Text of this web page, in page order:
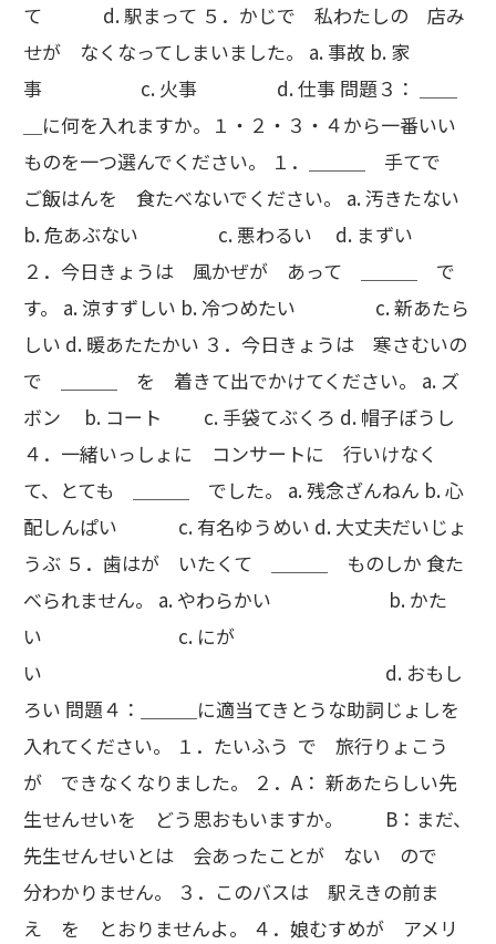
て d. 駅まって ５．かじで 私わたしの 店み
せが なくなってしまいました。 a. 事故 b. 家
事 c. 火事 d. 仕事 問題３： ＿＿
＿に何を入れますか。１・２・３・４から一番いい
ものを一つ選んでください。 １．＿＿＿ 手てで
ご飯はんを 食たべないでください。 a. 汚きたない
b. 危あぶない c. 悪わるい d. まずい
２．今日きょうは 風かぜが あって ＿＿＿ で
す。 a. 涼すずしい b. 冷つめたい c. 新あたら
しい d. 暖あたたかい ３．今日きょうは 寒さむいの
で ＿＿＿ を 着きて出でかけてください。 a. ズ
ボン b. コート c. 手袋てぶくろ d. 帽子ぼうし
４．一緒いっしょに コンサートに 行いけなく
て、とても ＿＿＿ でした。 a. 残念ざんねん b. 心
配しんぱい c. 有名ゆうめい d. 大丈夫だいじょ
うぶ ５．歯はが いたくて ＿＿＿ ものしか 食た
べられません。 a. やわらかい b. かた
い c. にが
い d. おもし
ろい 問題４：＿＿＿に適当てきとうな助詞じょしを
入れてください。 １．たいふう で 旅行りょこう
が できなくなりました。 ２．A： 新あたらしい先
生せんせいを どう思おもいますか。 B：まだ、
先生せんせいとは 会あったことが ない ので
分わかりません。 ３．このバスは 駅えきの前ま
え を とおりませんよ。 ４．娘むすめが アメリ